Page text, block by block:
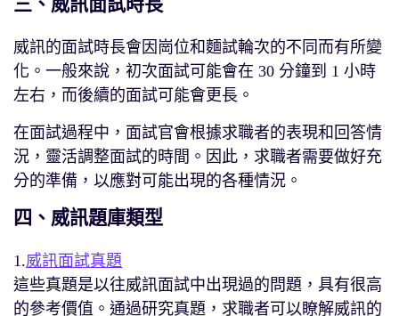
威訊的面試時長會因崗位和麵試輪次的不同而有所變
化。一般來說，初次面試可能會在 30 分鐘到 1 小時
左右，而後續的面試可能會更長。
在面試過程中，面試官會根據求職者的表現和回答情
況，靈活調整面試的時間。因此，求職者需要做好充
分的準備，以應對可能出現的各種情況。
四、威訊題庫類型
1.威訊面試真題
這些真題是以往威訊面試中出現過的問題，具有很高
的參考價值。通過研究真題，求職者可以瞭解威訊的